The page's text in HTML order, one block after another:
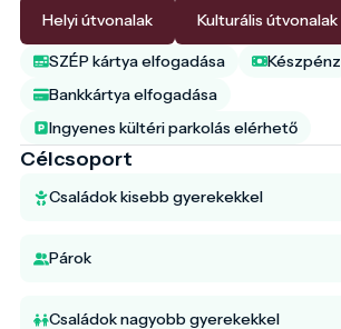
Helyi útvonalak Kulturális útvonalak
SZÉP kártya elfogadása
Készpénz
Bankkártya elfogadása
Ingyenes kültéri parkolás elérhető
Célcsoport
Családok kisebb gyerekekkel
Párok
Családok nagyobb gyerekekkel